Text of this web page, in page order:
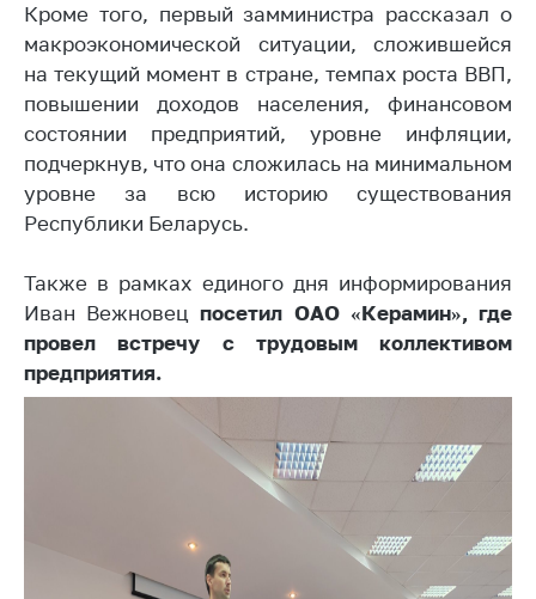
деятельность в
Республике
Беларусь
Защита
персональных
данных
Новости
Обратиться в МАРТ
Личный прием
граждан и юр. лиц
Прямaя телефоннaя
линия
Горячая линия
Сообщить о росте
цен на товары
Кроме того, первый замминистра рассказал о
макроэкономической ситуации, сложившейся
на текущий момент в стране, темпах роста ВВП,
повышении доходов населения, финансовом
состоянии предприятий, уровне инфляции,
подчеркнув, что она сложилась на минимальном
уровне за всю историю существования
Республики Беларусь.
Также в рамках единого дня информирования
Иван Вежновец посетил ОАО «Керамин», где
провел встречу с трудовым коллективом
предприятия.